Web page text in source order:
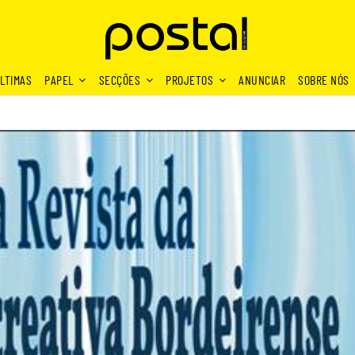
PAPEL SECÇÕES PROJETOS ANUNCIAR SOBRE NÓS